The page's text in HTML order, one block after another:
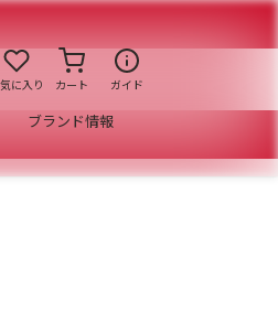
に入り カート ガイド
ブランド情報